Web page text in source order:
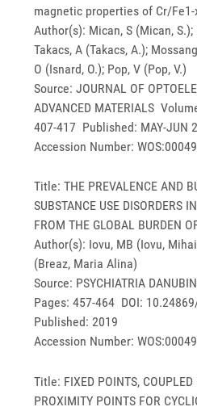
magnetic properties of Cr/
Author(s): Mican, S (Mican, S.);
Takacs, A (Takacs, A.);
O (Isnard, O.); Pop, V (Pop, V.)
Source: JOURNAL OF
ADVANCED MATERIALS
407-417 Published: MAY-JUN
Accession Number:
Title: THE PREVALENCE AND
SUBSTANCE USE DISORDERS
FROM THE GLOBAL BURDEN
Author(s): Iovu, MB (Iovu,
(Breaz, Maria Alina)
Source: PSYCHIATRIA
Pages: 457-464 DOI:
Published: 2019
Accession Number:
Title: FIXED POINTS,
PROXIMITY POINTS FOR